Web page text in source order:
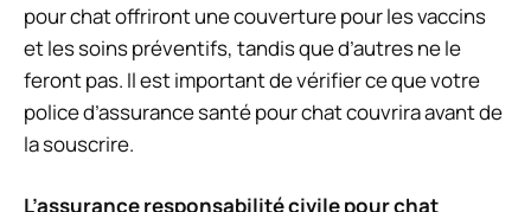
pour chat offriront une couverture pour les vaccins
et les soins préventifs, tandis que d’autres ne le
feront pas. Il est important de vérifier ce que votre
police d’assurance santé pour chat couvrira avant de
la souscrire.
L’assurance responsabilité civile pour chat